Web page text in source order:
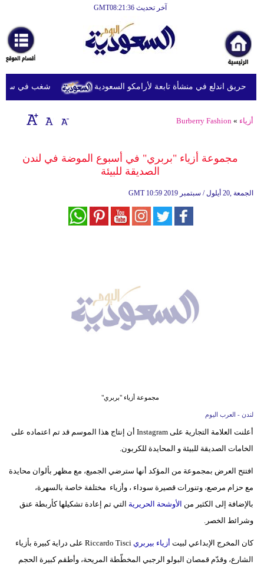
آخر تحديث GMT08:21:36
أخبارعاجلة
رياضة
ثقافة
إقتصاد
وموسيقى
علوم
بيئة
مدوَّنات
فيديو
شغب في سجون سريلانكا حريق اندلع في منشأة تابعة لأرامكو السعودية
أزياء »
Burberry Fashion
مجموعة أزياء "بربري" في أسبوع الموضة في لندن
الصديقة للبيئة
GMT 10:59 2019 الجمعة ,20 أيلول / سبتمبر
مجموعة أزياء "بربري"
لندن - العرب اليوم
أعلنت العلامة التجارية على Instagram أن إنتاج هذا الموسم قد تم اعتماده على
الخامات الصديقة للبيئة و المحايدة للكربون.
افتتح العرض بمجموعة من المؤكد أنها سترضي الجميع، مع مظهر بألوان محايدة
مع حزام مرصع، وتنورات قصيرة سوداء ، وأزياء مختلفة خاصة بالسهرة،
بالإضافة إلى الكثير من الأوشحة الحريرية التي تم إعادة تشكيلها كأربطة عنق
وشرائط الخصر.
كان المخرج الإبداعي لبيت أزياء بيربري
Riccardo Tisci على دراية كبيرة بأزياء
الشارع، وقدّم قمصان البولو الرجبي المخطّطة المريحة، وأطقم كبيرة الحجم